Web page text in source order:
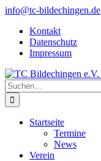
Zum
springen
info@tc-bildechingen.de
Kontakt
Datenschutz
Impressum
Suche
nach:
Startseite
Termine
News
Verein